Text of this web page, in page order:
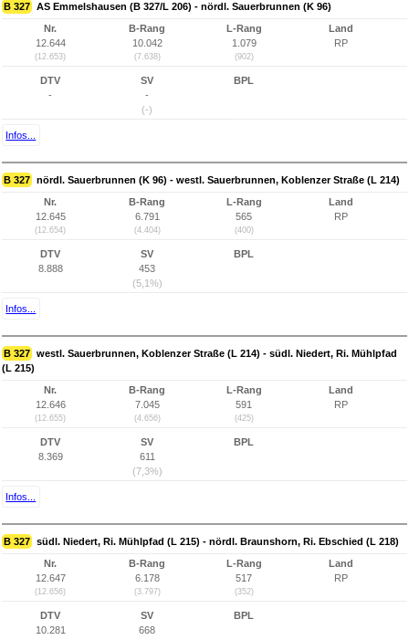
B 327 AS Emmelshausen (B 327/L 206) - nördl. Sauerbrunnen (K 96)
Nr.
12.644
(12.653)
B-Rang
10.042
(7.638)
L-Rang
1.079
(902)
Land
RP
DTV
-
SV
-
(-)
BPL
Infos...
B 327 nördl. Sauerbrunnen (K 96) - westl. Sauerbrunnen, Koblenzer Straße (L 214)
Nr.
12.645
(12.654)
B-Rang
6.791
(4.404)
L-Rang
565
(400)
Land
RP
DTV
8.888
SV
453
(5,1%)
BPL
Infos...
B 327 westl. Sauerbrunnen, Koblenzer Straße (L 214) - südl. Niedert, Ri. Mühlpfad
(L 215)
Nr.
12.646
(12.655)
B-Rang
7.045
(4.656)
L-Rang
591
(425)
Land
RP
DTV
8.369
SV
611
(7,3%)
BPL
Infos...
B 327 südl. Niedert, Ri. Mühlpfad (L 215) - nördl. Braunshorn, Ri. Ebschied (L 218)
Nr.
12.647
(12.656)
B-Rang
6.178
(3.797)
L-Rang
517
(352)
Land
RP
DTV
10.281
SV
668
BPL